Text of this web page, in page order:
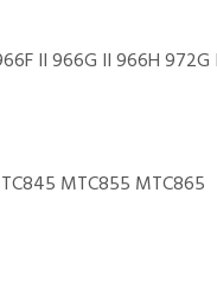
II 966G II 966H
MTC855 MTC865